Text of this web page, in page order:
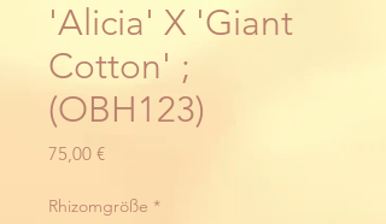
'Alicia' X 'Giant
Cotton' ;
(OBH123)
75,00 €Preis
Rhizomgröße *